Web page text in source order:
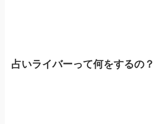
占いライバーって何をするの？